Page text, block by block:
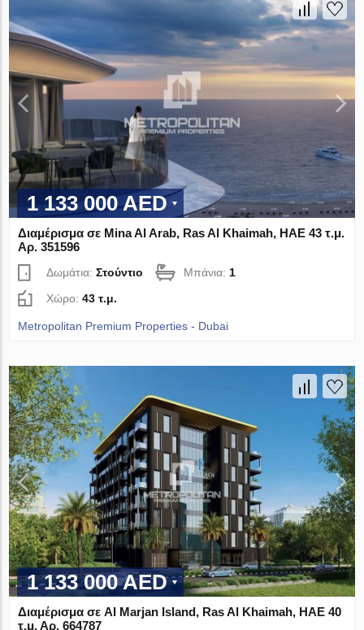
1 133 000 AED
Διαμέρισμα σε Mina Al Arab, Ras Al Khaimah, ΗΑΕ 43 τ.μ.
Αρ. 351596
Δωμάτια:Στούντιο Μπάνια: 1
Χώρο:43 τ.μ.
Metropolitan Premium Properties - Dubai
1 133 000 AED
Διαμέρισμα σε Al Marjan Island, Ras Al Khaimah, ΗΑΕ 40
τ.μ. Αρ. 664787